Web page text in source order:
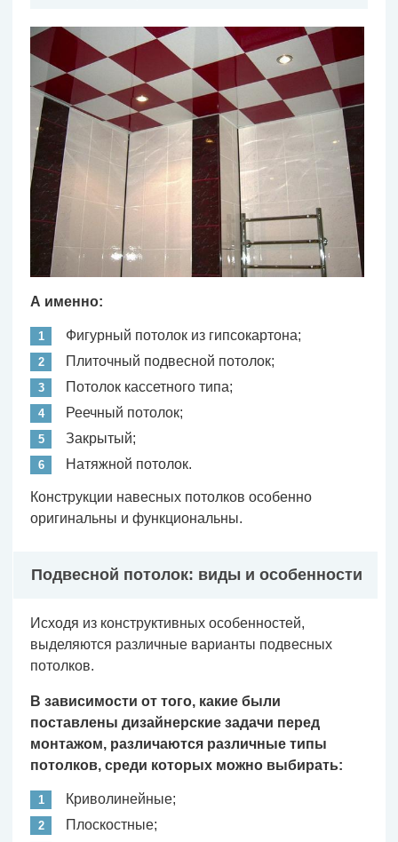
А именно:
Фигурный потолок из гипсокартона;
Плиточный подвесной потолок;
Потолок кассетного типа;
Реечный потолок;
Закрытый;
Натяжной потолок.
Конструкции навесных потолков особенно
оригинальны и функциональны.
Подвесной потолок: виды и особенности
Исходя из конструктивных особенностей,
выделяются различные варианты подвесных
потолков.
В зависимости от того, какие были
поставлены дизайнерские задачи перед
монтажом, различаются различные типы
потолков, среди которых можно выбирать:
Криволинейные;
Плоскостные;